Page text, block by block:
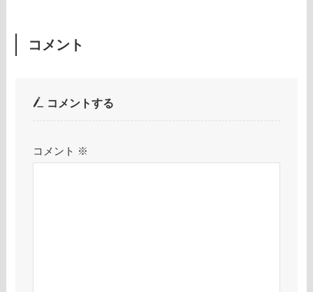
コメント
コメントする
コメント ※